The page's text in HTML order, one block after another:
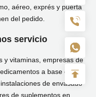
aéreo, exprés y puerta
del pedido.
servicio
y vitaminas, empresas de
a base de
de envasado
de suplementos en